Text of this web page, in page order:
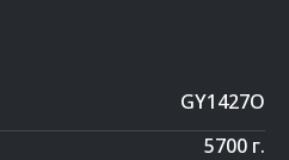
GY1427O
5700 г.